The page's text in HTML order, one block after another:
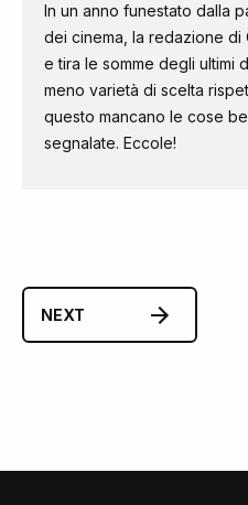
In un anno funestato dalla
dei cinema, la redazione di
e tira le somme degli ultimi
meno varietà di scelta
questo mancano le cose
segnalate. Eccole!
NEXT